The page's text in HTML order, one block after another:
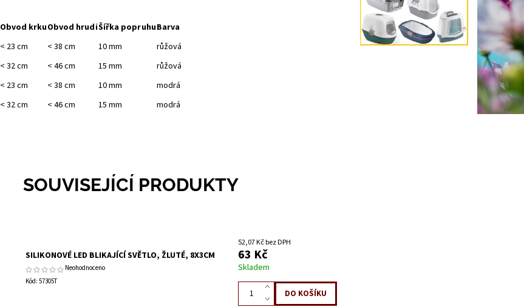
Obvod krkuObvod hrudiŠířka popruhuBarva
< 23 cm < 38 cm 10 mm
růžová
< 32 cm < 46 cm 15 mm
růžová
< 23 cm < 38 cm 10 mm
modrá
< 32 cm < 46 cm 15 mm modrá
SOUVISEJÍCÍ PRODUKTY
SILIKONOVÉ LED BLIKAJÍCÍ SVĚTLO, ŽLUTÉ, 8X3CM
Neohodnoceno
Kód: 57305T
52,07 Kč bez DPH
63 Kč
Skladem